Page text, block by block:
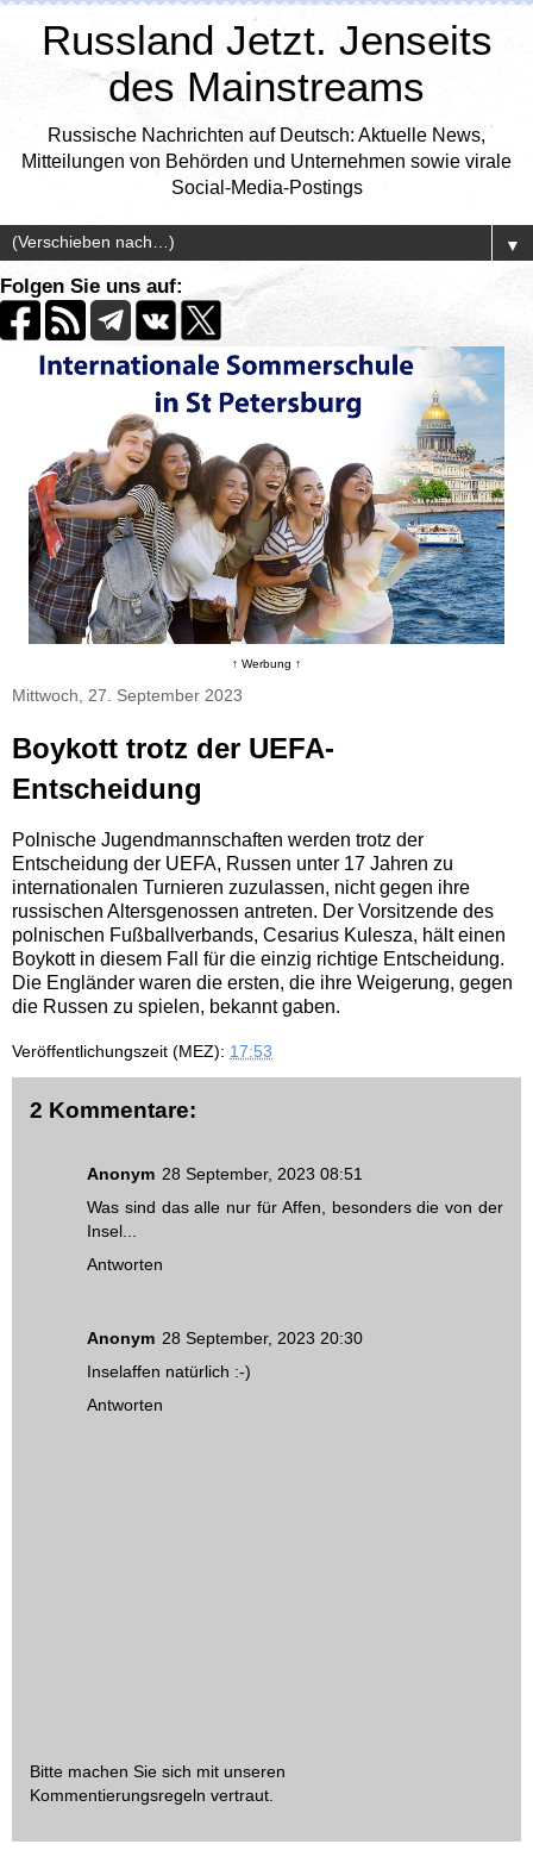
Russland Jetzt. Jenseits
des Mainstreams
Russische Nachrichten auf Deutsch: Aktuelle News,
Mitteilungen von Behörden und Unternehmen sowie virale
Social-Media-Postings
▼
Folgen Sie uns auf:
↑ Werbung ↑
Mittwoch, 27. September 2023
Boykott trotz der UEFA-
Entscheidung
Polnische Jugendmannschaften werden trotz der
Entscheidung der UEFA, Russen unter 17 Jahren zu
internationalen Turnieren zuzulassen, nicht gegen ihre
russischen Altersgenossen antreten. Der Vorsitzende des
polnischen Fußballverbands, Cesarius Kulesza, hält einen
Boykott in diesem Fall für die einzig richtige Entscheidung.
Die Engländer waren die ersten, die ihre Weigerung, gegen
die Russen zu spielen, bekannt gaben.
Veröffentlichungszeit (MEZ): 17:53
2 Kommentare:
Anonym 28 September, 2023 08:51
Was sind das alle nur für Affen, besonders die von der
Insel...
Antworten
Anonym 28 September, 2023 20:30
Inselaffen natürlich :-)
Antworten
Bitte machen Sie sich mit unseren
Kommentierungsregeln vertraut.